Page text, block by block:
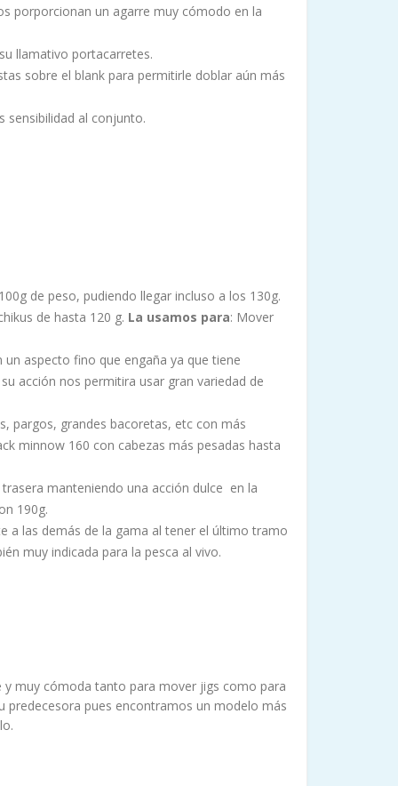
porporcionan un agarre muy cómodo en la
llamativo portacarretes.
sobre el blank para permitirle doblar aún más
sensibilidad al conjunto.
de peso, pudiendo llegar incluso a los 130g.
de hasta 120 g. La usamos para: Mover
aspecto fino que engaña ya que tiene
acción nos permitira usar gran variedad de
pargos, grandes bacoretas, etc con más
minnow 160 con cabezas más pesadas hasta
manteniendo una acción dulce en la
190g.
a las demás de la gama al tener el último tramo
muy indicada para la pesca al vivo.
y muy cómoda tanto para mover jigs como para
predecesora pues encontramos un modelo más